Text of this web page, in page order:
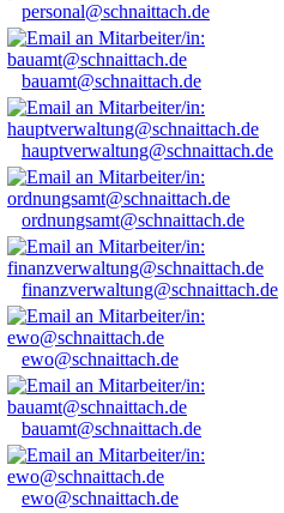
personal@schnaittach.de
bauamt@schnaittach.de
hauptverwaltung@schnaittach.de
ordnungsamt@schnaittach.de
finanzverwaltung@schnaittach.de
ewo@schnaittach.de
bauamt@schnaittach.de
ewo@schnaittach.de